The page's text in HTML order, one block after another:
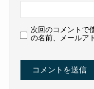
次回のコメントで
の名前、メールア